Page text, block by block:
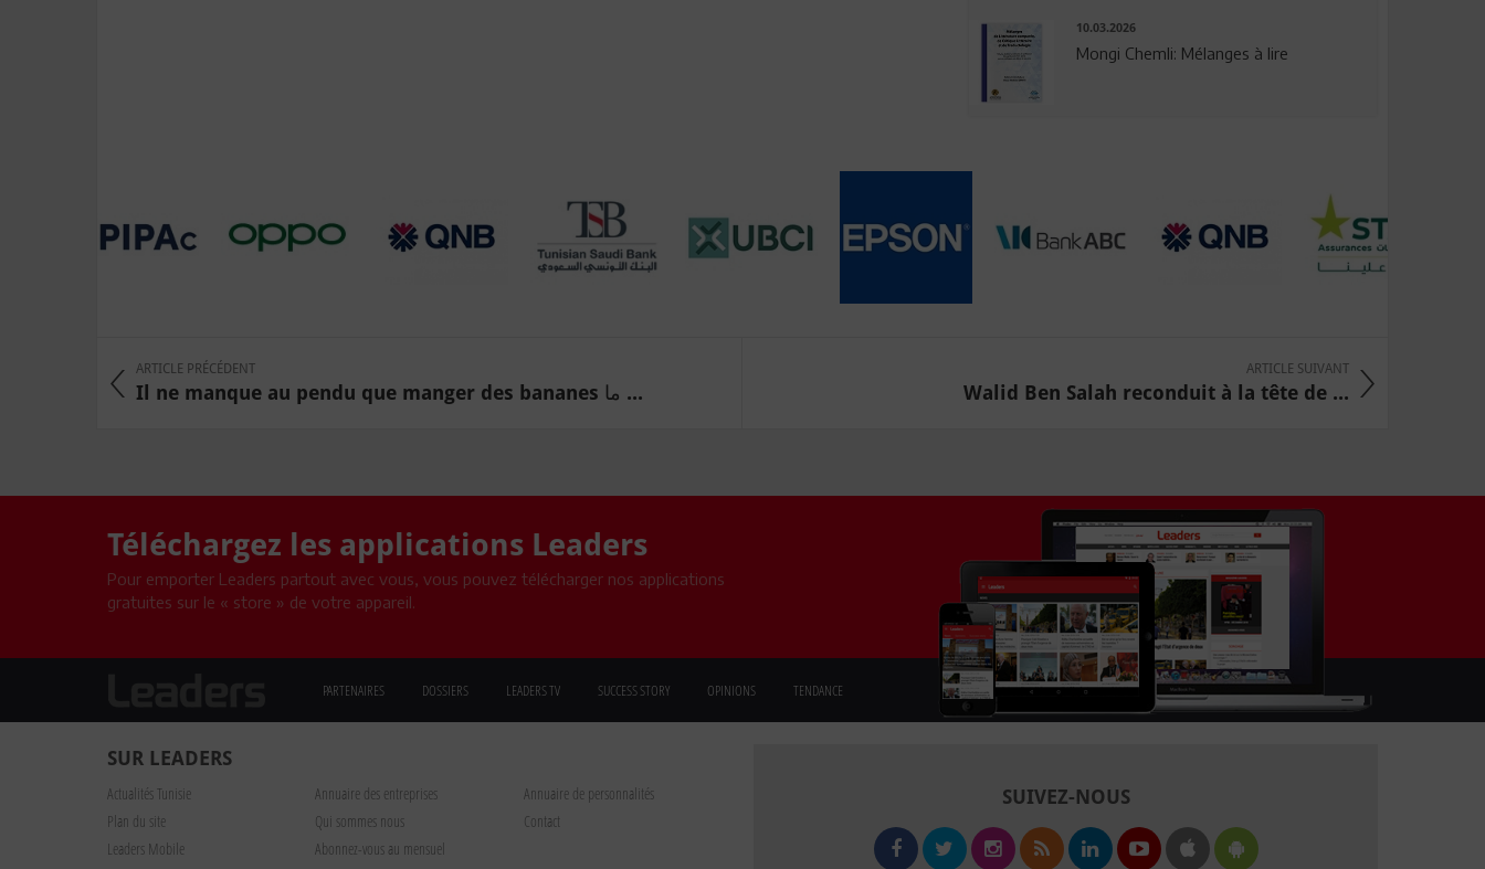
10.03.2026
Mongi Chemli: Mélanges à lire
ARTICLE PRÉCÉDENT
Il ne manque au pendu que manger des bananes ما ...
ARTICLE SUIVANT
Walid Ben Salah reconduit à la tête de ...
Téléchargez les applications Leaders
Pour emporter Leaders partout avec vous, vous pouvez télécharger nos applications
gratuites sur le « store » de votre appareil.
PARTENAIRES DOSSIERS LEADERS TV SUCCESS STORY OPINIONS TENDANCE
SUR LEADERS
Actualités Tunisie Annuaire des entreprises
Annuaire de personnalités
Plan du site
Qui sommes nous
Contact
Leaders Mobile
Abonnez-vous au mensuel
SUIVEZ-NOUS